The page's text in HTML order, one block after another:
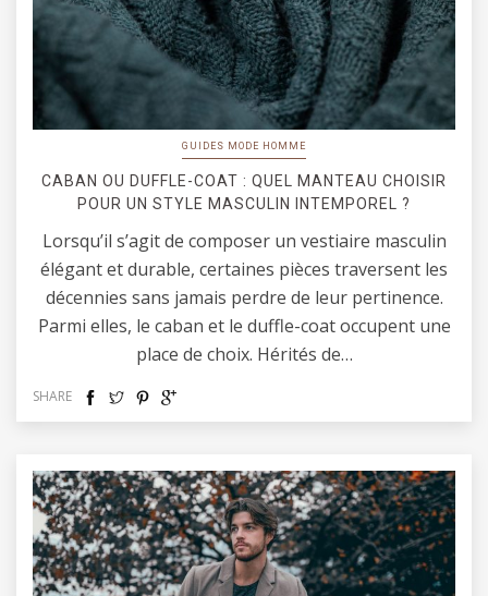
GUIDES MODE HOMME
CABAN OU DUFFLE-COAT : QUEL MANTEAU CHOISIR
POUR UN STYLE MASCULIN INTEMPOREL ?
Lorsqu’il s’agit de composer un vestiaire masculin
élégant et durable, certaines pièces traversent les
décennies sans jamais perdre de leur pertinence.
Parmi elles, le caban et le duffle-coat occupent une
place de choix. Hérités de…
SHARE